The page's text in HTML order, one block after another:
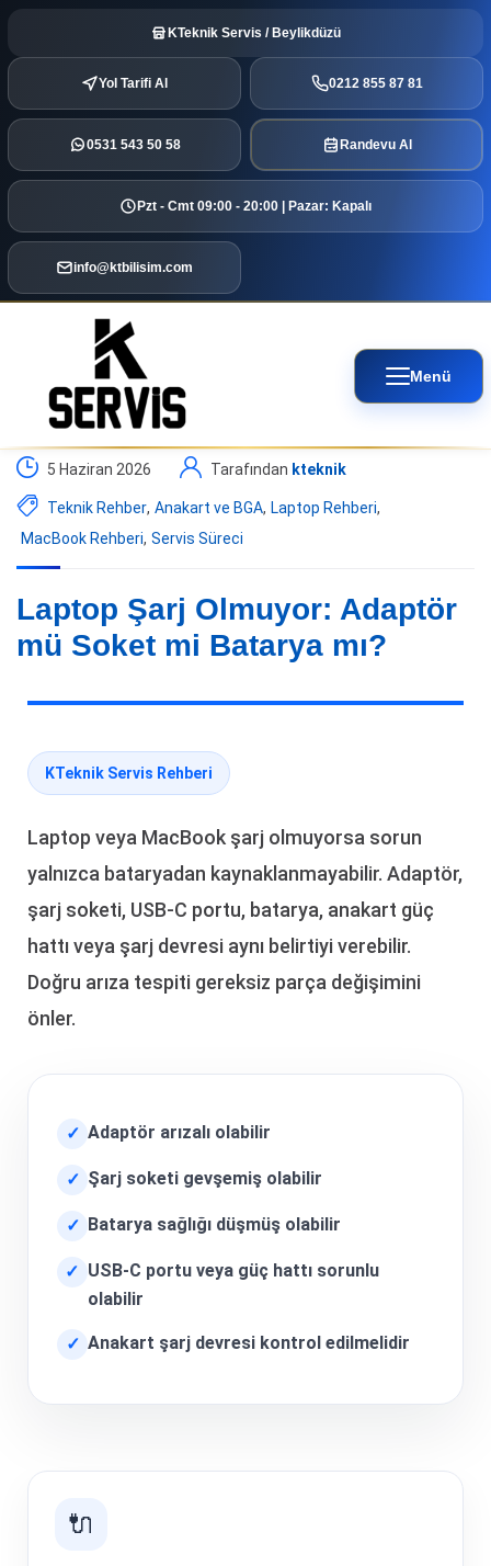
KTeknik Servis / Beylikdüzü
Yol Tarifi Al 0212 855 87 81
0531 543 50 58 Randevu Al
Pzt - Cmt 09:00 - 20:00 | Pazar: Kapalı
info@ktbilisim.com
Menü
5 Haziran 2026 Tarafından kteknik
Teknik Rehber, Anakart ve BGA, Laptop Rehberi,
MacBook Rehberi, Servis Süreci
Laptop Şarj Olmuyor: Adaptör
mü Soket mi Batarya mı?
KTeknik Servis Rehberi
Laptop veya MacBook şarj olmuyorsa sorun
yalnızca bataryadan kaynaklanmayabilir. Adaptör,
şarj soketi, USB-C portu, batarya, anakart güç
hattı veya şarj devresi aynı belirtiyi verebilir.
Doğru arıza tespiti gereksiz parça değişimini
önler.
✓ Adaptör arızalı olabilir
✓ Şarj soketi gevşemiş olabilir
✓ Batarya sağlığı düşmüş olabilir
✓ USB-C portu veya güç hattı sorunlu
olabilir
✓ Anakart şarj devresi kontrol edilmelidir
🔌